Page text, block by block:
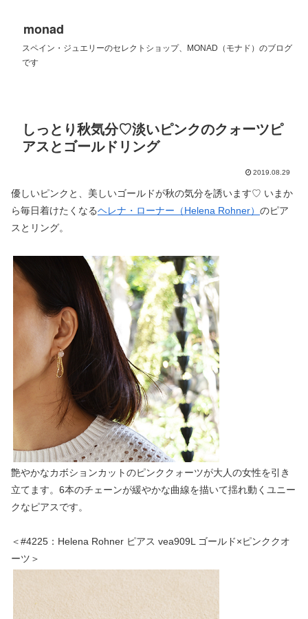
monad
スペイン・ジュエリーのセレクトショップ、MONAD（モナド）のブログ
です
しっとり秋気分♡淡いピンクのクォーツピ
アスとゴールドリング
2019.08.29
優しいピンクと、美しいゴールドが秋の気分を誘います♡ いまか
ら毎日着けたくなるヘレナ・ローナー（Helena Rohner） のピア
スとリング。
艶やかなカボションカットのピンククォーツが大人の女性を引き
立てます。6本のチェーンが緩やかな曲線を描いて揺れ動くユニー
クなピアスです。
＜#4225：Helena Rohner ピアス vea909L ゴールド×ピンククオ
ーツ＞